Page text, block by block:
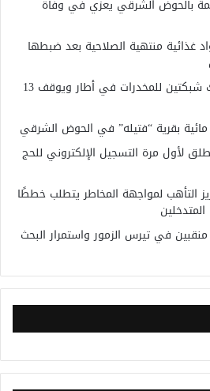
بالحوض الشرقي يعزي في وفاة
غذائية منتهية الصلاحية بعد ضبطها
الدرك الوطني يعلن تفكيك شبكتين للمخدرات في أطار ويوقف 13
بقرية “فتيله” في الحوض الشرقي
لأول مرة التسجيل الإلكتروني للحج
التأهب لمواجهة المخاطر يتطلب خططًا
في تيرس الزمور واستمرار البحث